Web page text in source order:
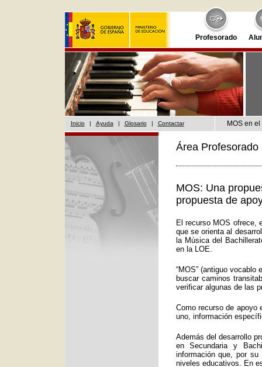
Profesorado
Inicio | Ayuda | Glosario | Contactar MOS en
Área
MOS: Una
propuesta de
El recurso MOS ofrece,
que se orienta al
la Música del
en la LOE.
“MOS” (antiguo
buscar caminos
verificar algunas de las
Como recurso de
uno, información
Además del desarrollo
en Secundaria y
información que, por
niveles educativos. En